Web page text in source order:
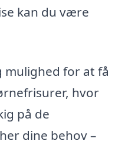
kan du være
mulighed for at få
hvor
på de
dine behov –